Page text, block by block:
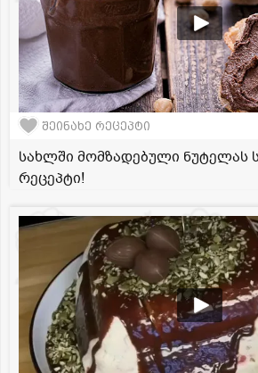
შეინახე რეცეპტი
სახლში მომზადებული ნუტელას
რეცეპტი!